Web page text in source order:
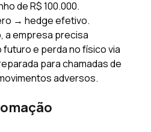
de R$ 100.000.
→ hedge efetivo.
a empresa precisa
e perda no físico via
para chamadas de
adversos.